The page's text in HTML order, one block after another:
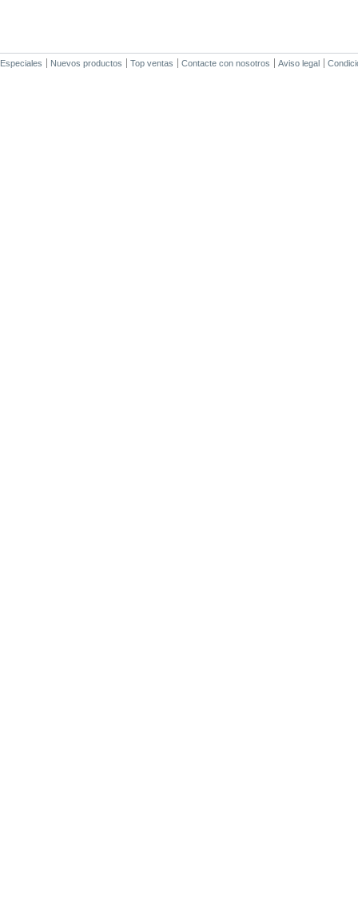
Especiales Nuevos productos Top ventas Contacte con nosotros Aviso legal